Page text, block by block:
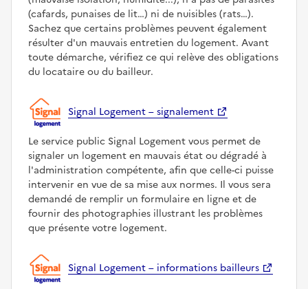
(cafards, punaises de lit…) ni de nuisibles (rats…).
Sachez que certains problèmes peuvent également
résulter d'un mauvais entretien du logement. Avant
toute démarche, vérifiez ce qui relève des obligations
du locataire ou du bailleur.
Signal Logement – signalement
Le service public Signal Logement vous permet de
signaler un logement en mauvais état ou dégradé à
l'administration compétente, afin que celle-ci puisse
intervenir en vue de sa mise aux normes. Il vous sera
demandé de remplir un formulaire en ligne et de
fournir des photographies illustrant les problèmes
que présente votre logement.
Signal Logement – informations bailleurs